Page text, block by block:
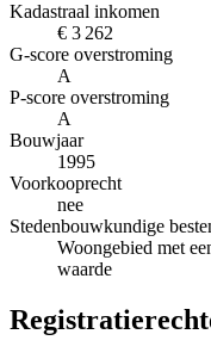
Kadastraal inkomen
€ 3 262
G-score overstroming
A
P-score overstroming
A
Bouwjaar
1995
Voorkooprecht
nee
Stedenbouwkundige
Woongebied met
waarde